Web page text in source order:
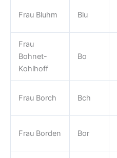
Frau Bluhm Blu
Frau
Bohnet-
Kohlhoff
Bo
Frau Borch Bch
Frau Borden Bor